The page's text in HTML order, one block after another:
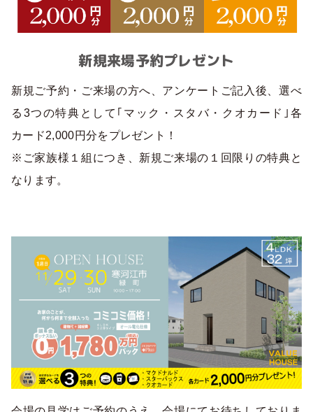
新規来場予約プレゼント
新規ご予約・ご来場の方へ、アンケートご記入後、選べ
る3つの特典として｢マック・スタバ・クオカード｣各
カード2,000円分をプレゼント！
※ご家族様１組につき、新規ご来場の１回限りの特典と
なります。